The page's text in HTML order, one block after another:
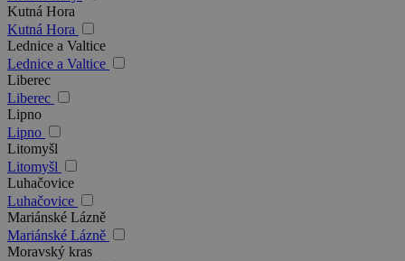
Kutná Hora
Kutná Hora
Lednice a Valtice
Lednice a Valtice
Liberec
Liberec
Lipno
Lipno
Litomyšl
Litomyšl
Luhačovice
Luhačovice
Mariánské Lázně
Mariánské Lázně
Moravský kras